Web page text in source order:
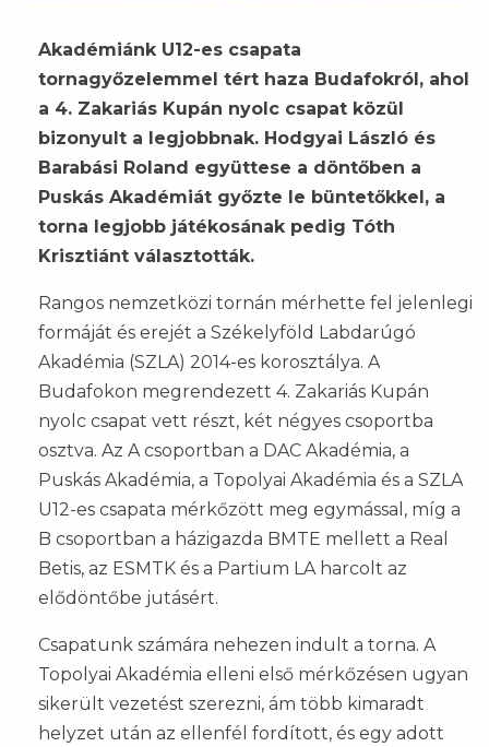
Akadémiánk U12-es csapata
tornagyőzelemmel tért haza Budafokról, ahol
a 4. Zakariás Kupán nyolc csapat közül
bizonyult a legjobbnak. Hodgyai László és
Barabási Roland együttese a döntőben a
Puskás Akadémiát győzte le büntetőkkel, a
torna legjobb játékosának pedig Tóth
Krisztiánt választották.
Rangos nemzetközi tornán mérhette fel jelenlegi
formáját és erejét a Székelyföld Labdarúgó
Akadémia (SZLA) 2014-es korosztálya. A
Budafokon megrendezett 4. Zakariás Kupán
nyolc csapat vett részt, két négyes csoportba
osztva. Az A csoportban a DAC Akadémia, a
Puskás Akadémia, a Topolyai Akadémia és a SZLA
U12-es csapata mérkőzött meg egymással, míg a
B csoportban a házigazda BMTE mellett a Real
Betis, az ESMTK és a Partium LA harcolt az
elődöntőbe jutásért.
Csapatunk számára nehezen indult a torna. A
Topolyai Akadémia elleni első mérkőzésen ugyan
sikerült vezetést szerezni, ám több kimaradt
helyzet után az ellenfél fordított, és egy adott